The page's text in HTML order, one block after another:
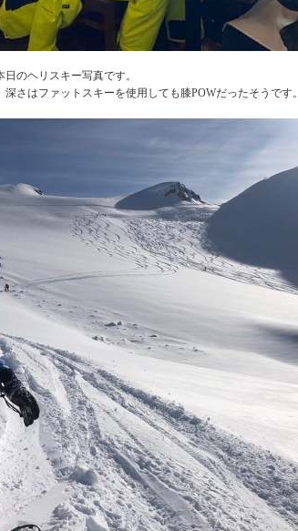
のヘリスキー写真です。
さはファットスキーを使用しても膝POWだったそうです。